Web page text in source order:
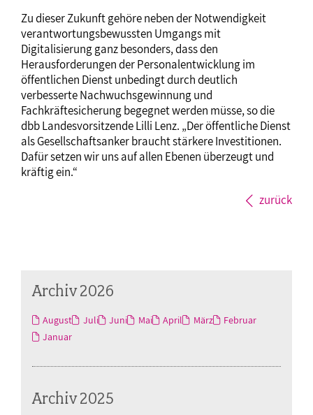
Zu dieser Zukunft gehöre neben der Notwendigkeit
verantwortungsbewussten Umgangs mit
Digitalisierung ganz besonders, dass den
Herausforderungen der Personalentwicklung im
öffentlichen Dienst unbedingt durch deutlich
verbesserte Nachwuchsgewinnung und
Fachkräftesicherung begegnet werden müsse, so die
dbb Landesvorsitzende Lilli Lenz. „Der öffentliche Dienst
als Gesellschaftsanker braucht stärkere Investitionen.
Dafür setzen wir uns auf allen Ebenen überzeugt und
kräftig ein.“
zurück
Archiv 2026
August Juli Juni Mai April März
Februar
Januar
Archiv 2025